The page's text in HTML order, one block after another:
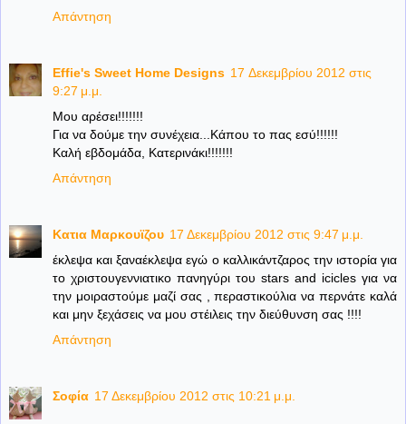
Απάντηση
Effie's Sweet Home Designs 17 Δεκεμβρίου 2012 στις
9:27 μ.μ.
Μου αρέσει!!!!!!!
Για να δούμε την συνέχεια...Κάπου το πας εσύ!!!!!!
Καλή εβδομάδα, Κατερινάκι!!!!!!!
Απάντηση
Κατια Μαρκουϊζου 17 Δεκεμβρίου 2012 στις 9:47 μ.μ.
έκλεψα και ξαναέκλεψα εγώ ο καλλικάντζαρος την ιστορία για
το χριστουγεννιατικο πανηγύρι του stars and icicles για να
την μοιραστούμε μαζί σας , περαστικούλια να περνάτε καλά
και μην ξεχάσεις να μου στέιλεις την διεύθυνση σας !!!!
Απάντηση
Σοφία 17 Δεκεμβρίου 2012 στις 10:21 μ.μ.